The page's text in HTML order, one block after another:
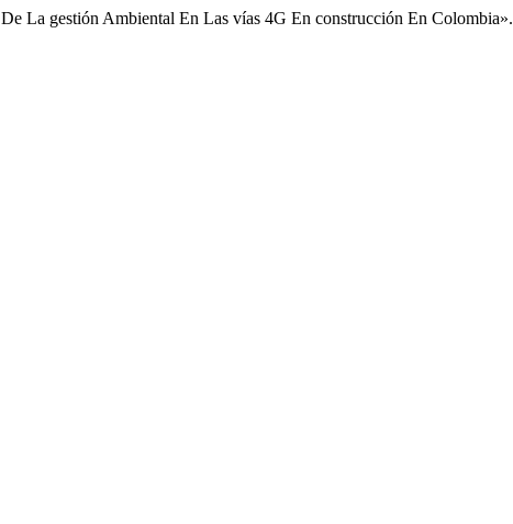
La gestión Ambiental En Las vías 4G En construcción En Colombia».